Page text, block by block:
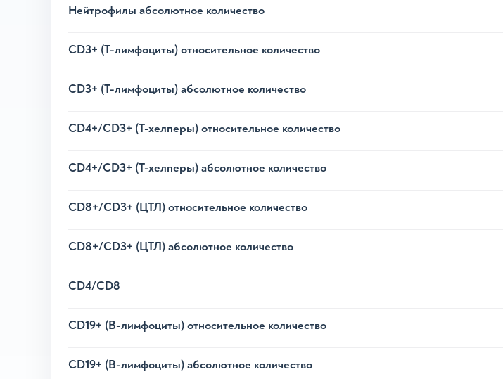
Нейтрофилы абсолютное количество
CD3+ (Т-лимфоциты) относительное количество
CD3+ (Т-лимфоциты) абсолютное количество
CD4+/CD3+ (Т-хелперы) относительное количество
CD4+/CD3+ (Т-хелперы) абсолютное количество
CD8+/CD3+ (ЦТЛ) относительное количество
CD8+/CD3+ (ЦТЛ) абсолютное количество
CD4/CD8
CD19+ (B-лимфоциты) относительное количество
CD19+ (B-лимфоциты) абсолютное количество